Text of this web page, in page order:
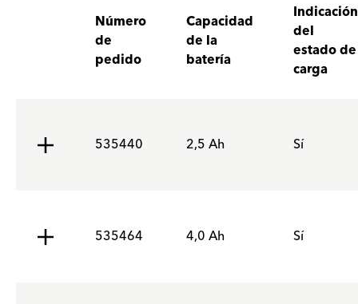
Número
de
pedido
Capacidad
de la
batería
Indicación
del
estado de
carga
535440 2,5 Ah Sí
535464 4,0 Ah Sí